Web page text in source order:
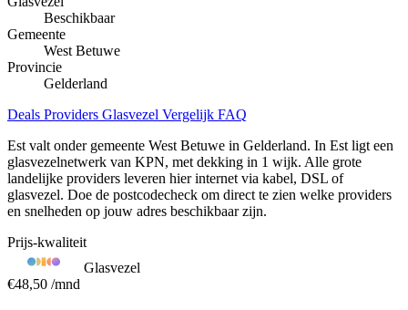
Beschikbaar
Gemeente
West Betuwe
Provincie
Gelderland
Deals Providers Glasvezel Vergelijk FAQ
Est valt onder gemeente West Betuwe in Gelderland. In Est ligt een
glasvezelnetwerk van KPN, met dekking in 1 wijk. Alle grote
landelijke providers leveren hier internet via kabel, DSL of
glasvezel. Doe de postcodecheck om direct te zien welke providers
en snelheden op jouw adres beschikbaar zijn.
Prijs-kwaliteit
Glasvezel
€48,50 /mnd